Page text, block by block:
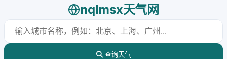
nqlmsx天气网
查询天气